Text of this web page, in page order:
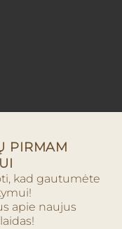
PIRMAM
kad gautumėte
apie naujus